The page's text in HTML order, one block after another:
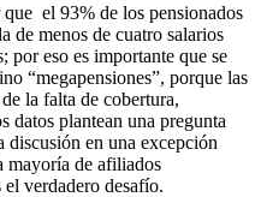
el 93% de los pensionados
de menos de cuatro salarios
por eso es importante que se
“megapensiones”, porque las
la falta de cobertura,
datos plantean una pregunta
discusión en una excepción
mayoría de afiliados
verdadero desafío.